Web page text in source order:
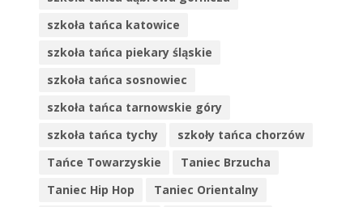
szkoła tańca katowice
szkoła tańca piekary śląskie
szkoła tańca sosnowiec
szkoła tańca tarnowskie góry
szkoła tańca tychy
szkoły tańca chorzów
Tańce Towarzyskie
Taniec Brzucha
Taniec Hip Hop
Taniec Orientalny